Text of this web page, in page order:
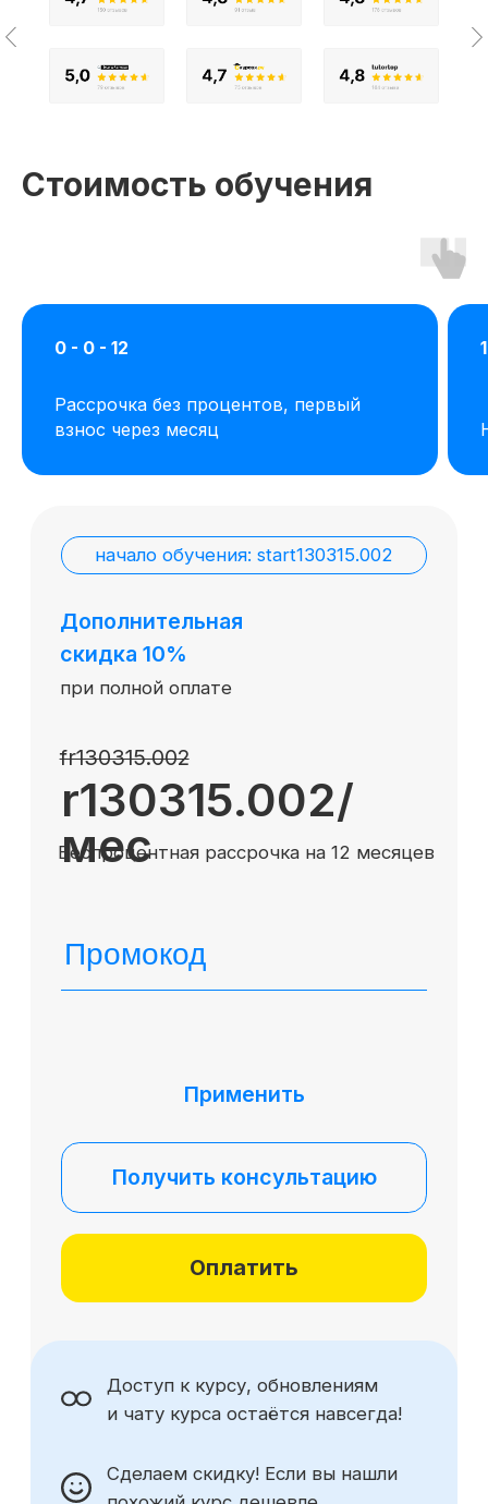
Стоимость обучения
0 - 0 - 12
Рассрочка без процентов, первый
взнос через месяц
выбора академии SFEducation
лестнице
Получить консультацию
Поможем
Наши эксперты